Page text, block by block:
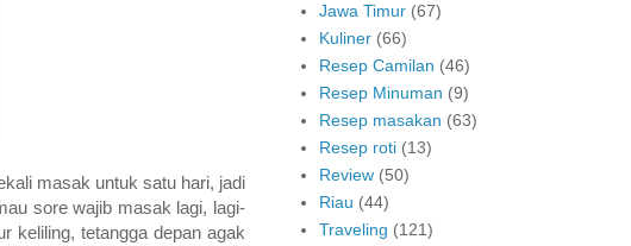
masak untuk satu hari, jadi
sore wajib masak lagi, lagi-
keliling, tetangga depan agak
Jawa Timur (67)
Kuliner (66)
Resep Camilan (46)
Resep Minuman (9)
Resep masakan (63)
Resep roti (13)
Review (50)
Riau (44)
Traveling (121)